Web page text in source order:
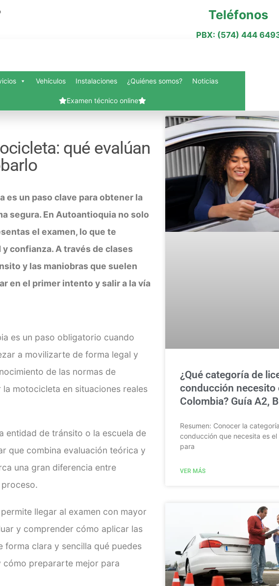
Teléfonos
PBX: (574) 444
Vehículos Instalaciones ¿Quiénes somos? Noticias
Examen técnico online
Finalizar compraMi cuentaServicios
VehículosSlide Anything Popup Preview
qué evalúan
es un paso clave para obtener la
segura. En Autoantioquia no solo
el examen, lo que te
confianza. A través de clases
y las maniobras que suelen
en el primer intento y salir a la vía
es un paso obligatorio cuando
a movilizarte de forma legal y
de las normas de
motocicleta en situaciones reales
entidad de tránsito o la escuela de
que combina evaluación teórica y
una gran diferencia entre
llegar al examen con mayor
y comprender cómo aplicar las
forma clara y sencilla qué puedes
cómo prepararte mejor para
¿Qué categoría de
conducción necesito
Colombia? Guía A2,
Resumen: Conocer la
conducción que necesita es
para
VER MÁS